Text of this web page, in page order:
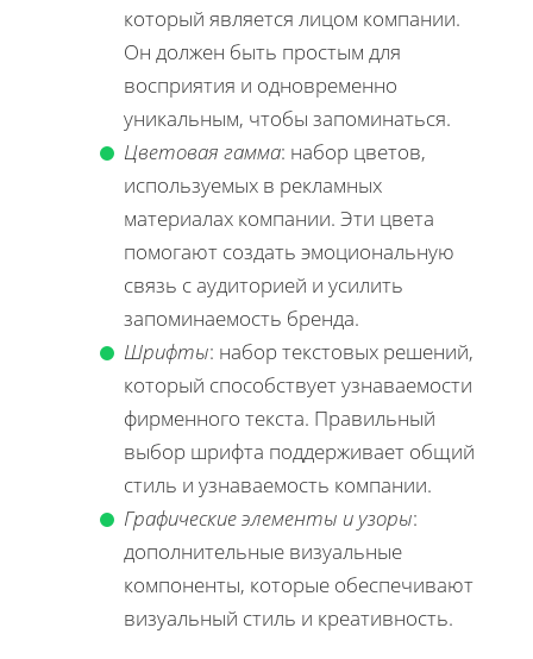
который является лицом компании.
Он должен быть простым для
восприятия и одновременно
уникальным, чтобы запоминаться.
Цветовая гамма: набор цветов,
используемых в рекламных
материалах компании. Эти цвета
помогают создать эмоциональную
связь с аудиторией и усилить
запоминаемость бренда.
Шрифты: набор текстовых решений,
который способствует узнаваемости
фирменного текста. Правильный
выбор шрифта поддерживает общий
стиль и узнаваемость компании.
Графические элементы и узоры:
дополнительные визуальные
компоненты, которые обеспечивают
визуальный стиль и креативность.